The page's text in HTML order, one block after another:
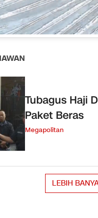
Tubagus Haji
Paket Beras
Megapolitan
LEBIH